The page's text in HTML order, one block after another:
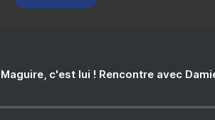
c'est lui ! Rencontre avec